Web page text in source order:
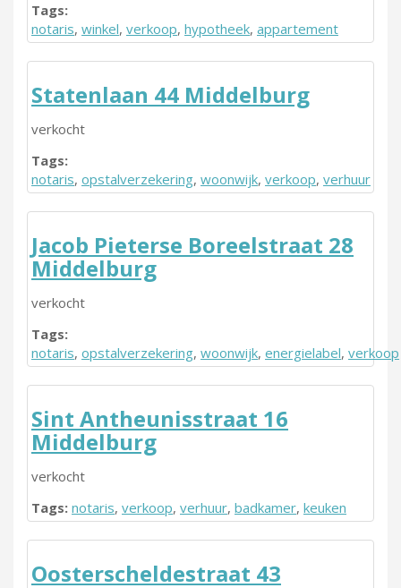
Tags:
notaris, winkel, verkoop, hypotheek, appartement
Statenlaan 44 Middelburg
verkocht
Tags:
notaris, opstalverzekering, woonwijk, verkoop, verhuur
Jacob Pieterse Boreelstraat 28
Middelburg
verkocht
Tags:
notaris, opstalverzekering, woonwijk, energielabel, verkoop
Sint Antheunisstraat 16
Middelburg
verkocht
Tags: notaris, verkoop, verhuur, badkamer, keuken
Oosterscheldestraat 43